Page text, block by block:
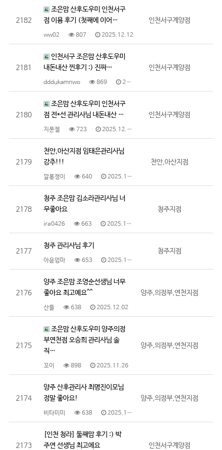
2182
조은맘 산후도우미 인천서구
점 이용 후기 (첫째에 이어…
ww02 807 2025.12.12
인천서구계양점
2181
인천서구 조은맘 산후도우미
내돈내산 찐후기 :) 진짜…
dddukamnwo 869 2025.12.12
인천서구계양점
2180
조은맘 산후도우미 인천서구
점 전*선 관리사님 내돈내산 …
지푼젤 723 2025.12.12
인천서구계양점
2179
천안,아산지점 임태은관리사님
강추!!!
깔롱쟁이 640 2025.12.11
천안,아산지점
2178
청주 조은맘 김소라관리사님 너
무좋아요
ira0426 663 2025.12.08
청주지점
2177
청주 관리사님 후기
아윤엄마 653 2025.12.05
청주지점
2176
양주 조은맘 조영순선생님 너무
좋아요 최고예요^^
산들 638 2025.12.02
양주,의정부,연천지점
2175
조은맘 산후도우미 양주의정
부연천점 오승희 관리사님 솔
직…
꼬이 898 2025.11.26
양주,의정부,연천지점
2174
양주 산후관리사 최명진이모님
정말 좋아요!
비타미미 638 2025.11.23
양주,의정부,연천지점
2173
[인천 청라] 둘째맘 후기 :) 박
주연 선생님 최고에요
인천서구계양점